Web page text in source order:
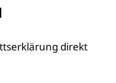
direkt